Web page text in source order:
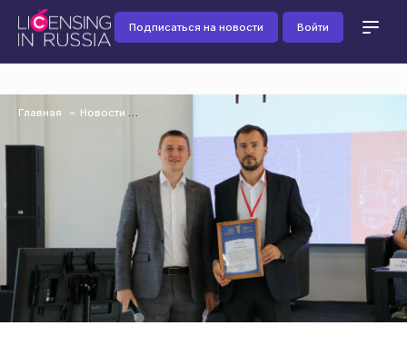
Подписаться на новости Войти
Главная Новости